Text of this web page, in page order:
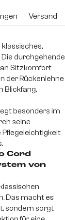
Versand
durchgehende
Sitzkomfort
der Rückenlehne
Blickfang.
besonders im
seine
Pflegeleichtigkeit
Cord
von
Das macht es
sondern sorgt